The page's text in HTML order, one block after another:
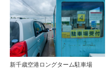
新千歳空港ロングターム駐車場